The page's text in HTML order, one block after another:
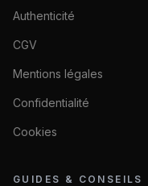
Authenticité
CGV
Mentions légales
Confidentialité
Cookies
GUIDES & CONSEILS